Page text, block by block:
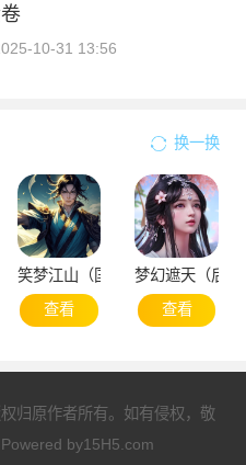
10-31 13:56
换一换
）
笑梦江山（国战）
查看
梦幻遮天（后台
查看
归原作者所有。如有侵权，敬
by15H5.com